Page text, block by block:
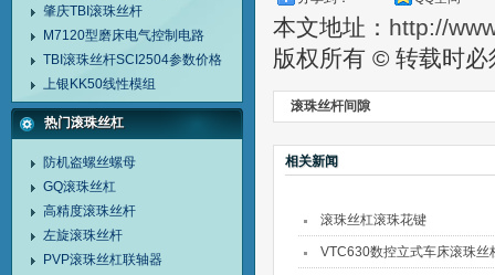
肇庆TBI滚珠丝杆
M7120型磨床电气控制电路
TBI滚珠丝杆SCI2504参数价格
上银KK50线性模组
热门滚珠丝杠
防机盗螺丝螺母
GQ滚珠丝杠
高精度滚珠丝杆
左旋滚珠丝杆
PVP滚珠丝杠联轴器
本文地址： http://
版权所有 © 转载时
滚珠丝杆间隙
相关新闻
滚珠丝杠滚珠花键
VTC630数控立式车床滚珠丝